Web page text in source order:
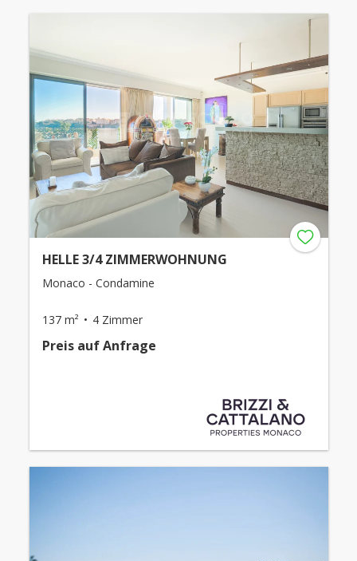
HELLE 3/4 ZIMMERWOHNUNG
Monaco - Condamine
137 m² 4 Zimmer
Preis auf Anfrage